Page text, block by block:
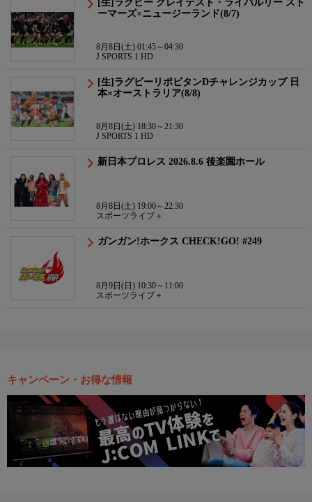
[生]ラグビー グレイテスト・ライバルリー スト
ーマーズ×ニュージーランド(8/7)
8月8日(土) 01:45～04:30
J SPORTS 1 HD
[生]ラグビーリポビタンDチャレンジカップ 日
本×オーストラリア(8/8)
8月8日(土) 18:30～21:30
J SPORTS 1 HD
新日本プロレス 2026.8.6 後楽園ホール
8月8日(土) 19:00～22:30
スポーツライブ＋
ガンガン!ホークス CHECK!GO! #249
8月9日(日) 10:30～11:00
スポーツライブ＋
キャンペーン・お得な情報